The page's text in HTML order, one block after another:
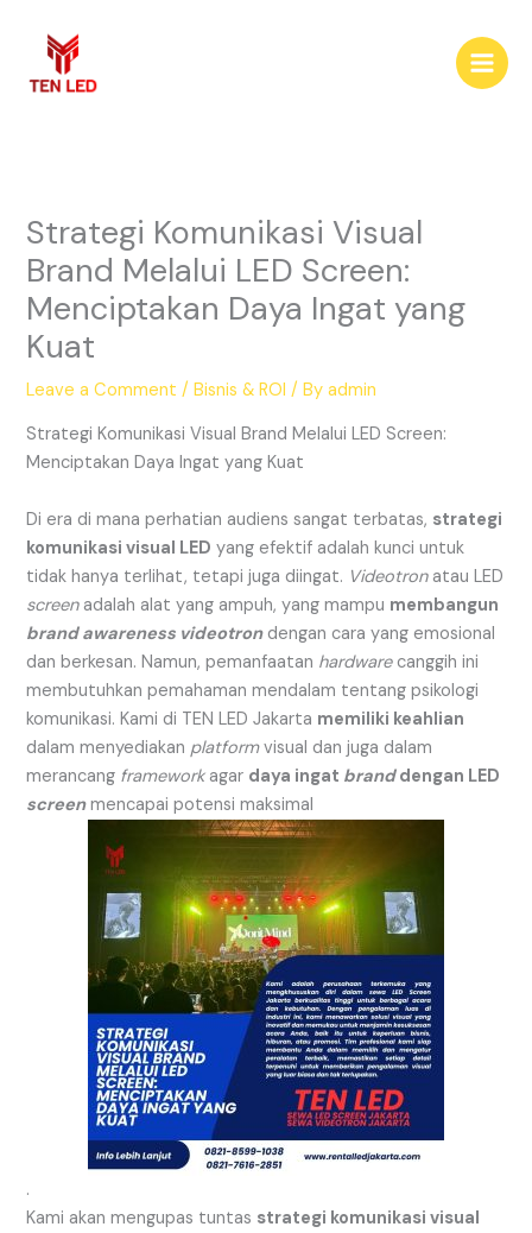
content
Strategi Komunikasi Visual
Brand Melalui LED Screen:
Menciptakan Daya Ingat yang
Kuat
Leave a Comment /Bisnis & ROI / Byadmin
Strategi Komunikasi Visual Brand Melalui LED Screen:
Menciptakan Daya Ingat yang Kuat
Di era di mana perhatian audiens sangat terbatas, strategi
komunikasi visual LED yang efektif adalah kunci untuk
tidak hanya terlihat, tetapi juga diingat. Videotronatau LED
screenadalah alat yang ampuh, yang mampu membangun
brand awareness videotrondengan cara yang emosional
dan berkesan. Namun, pemanfaatan hardwarecanggih ini
membutuhkan pemahaman mendalam tentang psikologi
komunikasi. Kami di TEN LED Jakarta memiliki keahlian
dalam menyediakan platformvisual dan juga dalam
merancang frameworkagar daya ingat branddengan LED
screenmencapai potensi maksimal
.
Kami akan mengupas tuntas strategi komunikasi visual